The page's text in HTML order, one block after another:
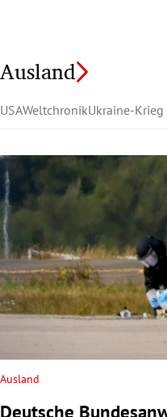
Ausland
USAWeltchronikUkraine-Krieg
Ausland
Deutsche